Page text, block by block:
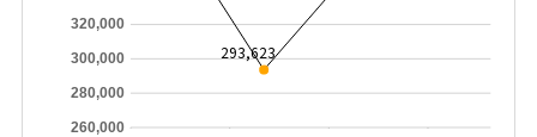
260,000
280,000
300,000
320,000
293,623